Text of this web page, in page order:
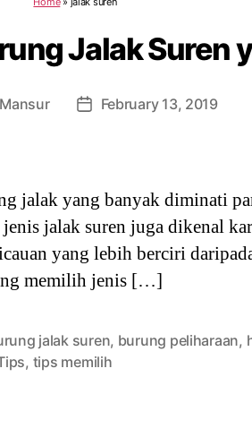
Jalak Suren
PostFebruary 13, 2019
jalak yang banyak diminati
jalak suren juga dikenal
yang lebih berciri
memilih jenis […]
jalak suren, burung peliharaan,
, tips memilih